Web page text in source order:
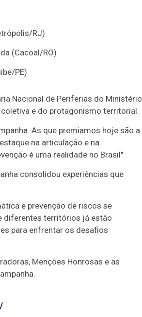
RJ)
(Cacoal/RO)
PE)
Nacional de Periferias do Ministério
e do protagonismo territorial.
As que premiamos hoje são a
na articulação e na
é uma realidade no Brasil".
consolidou experiências que
e prevenção de riscos se
diferentes territórios já estão
para enfrentar os desafios
Menções Honrosas e as